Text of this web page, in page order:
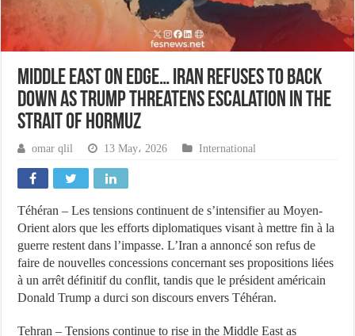
Middle East on edge… Iran refuses to back
down as Trump threatens escalation in the
Strait of Hormuz
omar qlil 13 May، 2026 International
Téhéran – Les tensions continuent de s’intensifier au Moyen-
Orient alors que les efforts diplomatiques visant à mettre fin à la
guerre restent dans l’impasse. L’Iran a annoncé son refus de
faire de nouvelles concessions concernant ses propositions liées
à un arrêt définitif du conflit, tandis que le président américain
Donald Trump a durci son discours envers Téhéran.
Tehran – Tensions continue to rise in the Middle East as